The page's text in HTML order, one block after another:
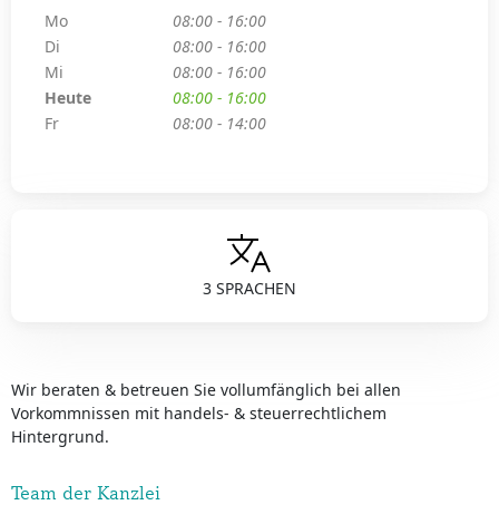
3 SPRACHEN
Wir beraten & betreuen Sie vollumfänglich bei allen
Vorkommnissen mit handels- & steuerrechtlichem
Hintergrund.
Team der Kanzlei
Mo
08:00 - 16:00
Di
08:00 - 16:00
Mi
08:00 - 16:00
Heute
08:00 - 16:00
Fr
08:00 - 14:00